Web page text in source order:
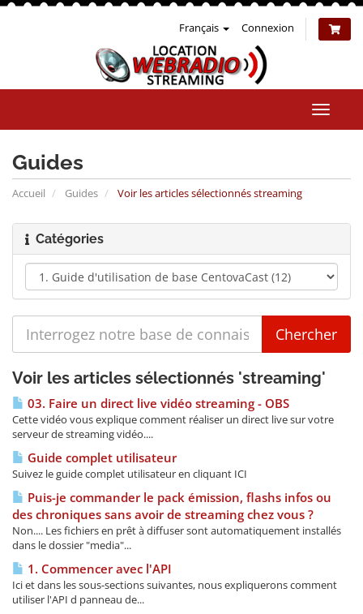
Français Connexion
la
Guides
Accueil Guides Voir les articles sélectionnés streaming
Catégories
Voir les articles sélectionnés 'streaming'
03. Faire un direct live vidéo streaming - OBS
Cette vidéo vous explique comment réaliser un direct live sur votre
serveur de streaming vidéo....
Guide complet utilisateur
Suivez le guide complet utilisateur en cliquant ICI
Puis-je commander le pack émission, flashs infos ou
des chroniques sans avoir de streaming chez vous ?
Non.... Les fichiers en prêt à diffuser sont automatiquement installés
dans le dossier "media"...
1. Commencer avec l'API
Ici et dans les sous-sections suivantes, nous expliquerons comment
utiliser l'API d panneau de...